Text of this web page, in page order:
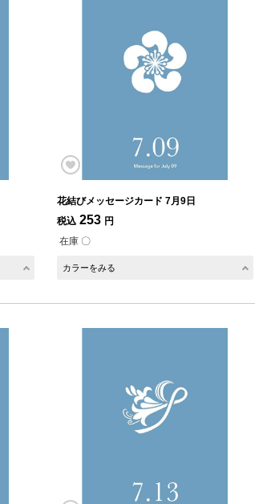
花結びメッセージカード 7月9日
税込 253 円
在庫 〇
カラーをみる